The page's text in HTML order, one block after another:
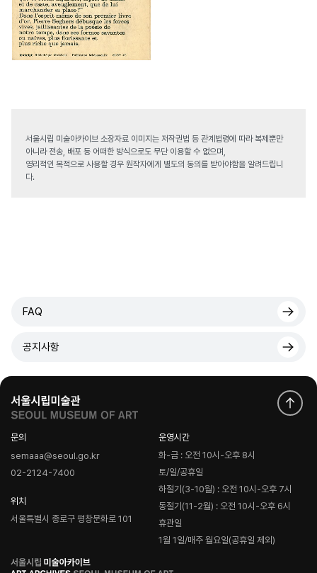
서울시립 미술아카이브 소장자료 이미지는 저작권법 등 관계법령에 따라 복제뿐만
아니라 전송, 배포 등 어떠한 방식으로도 무단 이용할 수 없으며,
영리적인 목적으로 사용할 경우 원작자에게 별도의 동의를 받아야함을 알려드립니
다.
FAQ
공지사항
문의
semaaa@seoul.go.kr
02-2124-7400
위치
서울특별시 종로구 평창문화로 101
운영시간
화-금 : 오전 10시-오후 8시
토/일/공휴일
하절기(3-10월) : 오전 10시-오후 7시
동절기(11-2월) : 오전 10시-오후 6시
휴관일
1월 1일/매주 월요일(공휴일 제외)
로
고